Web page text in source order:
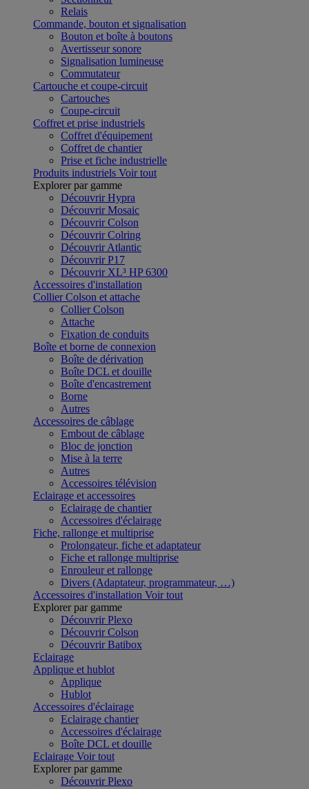
Relais
Commande, bouton et signalisation
Bouton et boîte à boutons
Avertisseur sonore
Signalisation lumineuse
Commutateur
Cartouche et coupe-circuit
Cartouches
Coupe-circuit
Coffret et prise industriels
Coffret d'équipement
Coffret de chantier
Prise et fiche industrielle
Produits industriels Voir tout
Explorer par gamme
Découvrir Hypra
Découvrir Mosaic
Découvrir Colson
Découvrir Colring
Découvrir Atlantic
Découvrir P17
Découvrir XL³ HP 6300
Accessoires d'installation
Collier Colson et attache
Collier Colson
Attache
Fixation de conduits
Boîte et borne de connexion
Boîte de dérivation
Boîte DCL et douille
Boîte d'encastrement
Borne
Autres
Accessoires de câblage
Embout de câblage
Bloc de jonction
Mise à la terre
Autres
Accessoires télévision
Eclairage et accessoires
Eclairage de chantier
Accessoires d'éclairage
Fiche, rallonge et multiprise
Prolongateur, fiche et adaptateur
Fiche et rallonge multiprise
Enrouleur et rallonge
Divers (Adaptateur, programmateur, …)
Accessoires d'installation Voir tout
Explorer par gamme
Découvrir Plexo
Découvrir Colson
Découvrir Batibox
Eclairage
Applique et hublot
Applique
Hublot
Accessoires d'éclairage
Eclairage chantier
Accessoires d'éclairage
Boîte DCL et douille
Eclairage Voir tout
Explorer par gamme
Découvrir Plexo